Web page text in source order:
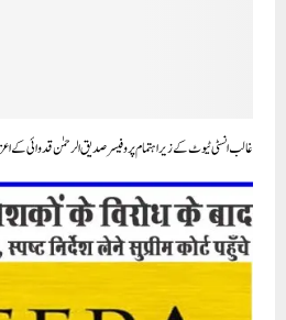
غالب انسٹی ٹیوٹ کے زیر اہتمام پروفیسر صدیق الرحمٰن قدوائی کے